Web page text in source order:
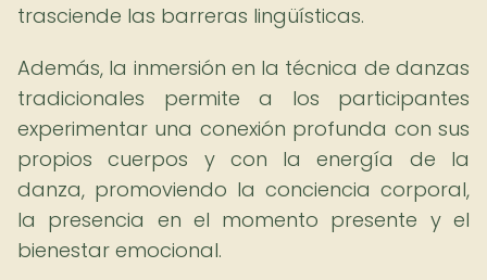
trasciende las barreras lingüísticas.
Además, la inmersión en la técnica de danzas
tradicionales permite a los participantes
experimentar una conexión profunda con sus
propios cuerpos y con la energía de la
danza, promoviendo la conciencia corporal,
la presencia en el momento presente y el
bienestar emocional.